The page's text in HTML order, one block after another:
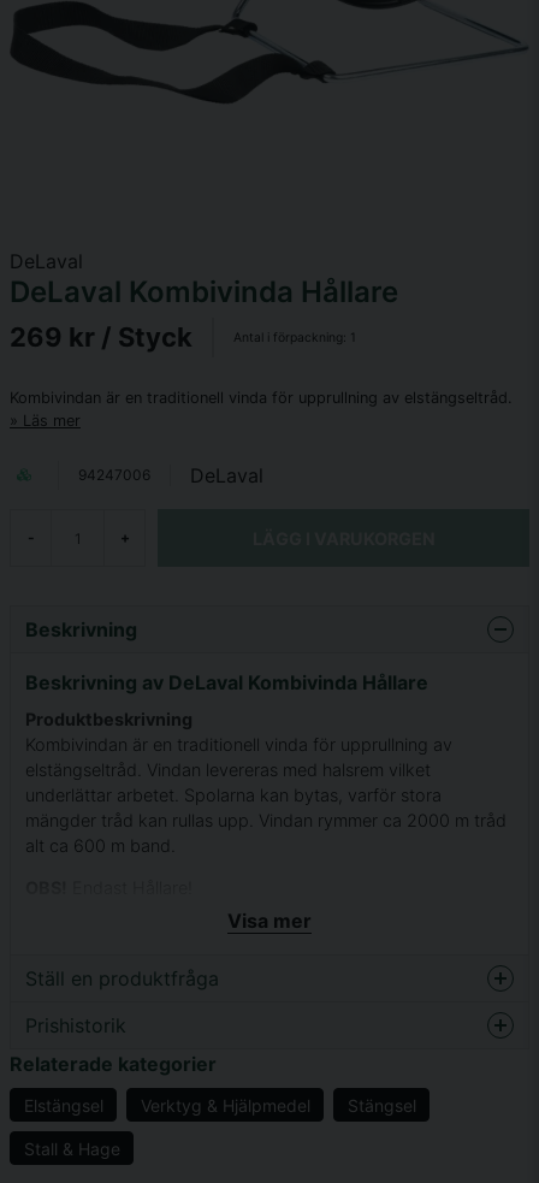
DeLaval
DeLaval Kombivinda Hållare
269 kr / Styck Antal i förpackning: 1
Kombivindan är en traditionell vinda för upprullning av elstängseltråd.
Läs mer
94247006 DeLaval
- +
Beskrivning
Beskrivning av DeLaval Kombivinda Hållare
Produktbeskrivning
Kombivindan är en traditionell vinda för upprullning av
elstängseltråd. Vindan levereras med halsrem vilket
underlättar arbetet. Spolarna kan bytas, varför stora
mängder tråd kan rullas upp. Vindan rymmer ca 2000 m tråd
alt ca 600 m band.
Du behöver beställa både spole och hållare för en komplett
Visa mer
Ställ en produktfråga
question
name
Namn
Prishistorik
Relaterade kategorier
Elstängsel Verktyg & Hjälpmedel Stängsel
Stall & Hage